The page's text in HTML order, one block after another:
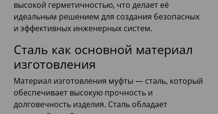
высокой герметичностью, что делает её
идеальным решением для создания безопасных
и эффективных инженерных систем.
Сталь как основной материал
изготовления
Материал изготовления муфты — сталь, который
обеспечивает высокую прочность и
долговечность изделия. Сталь обладает